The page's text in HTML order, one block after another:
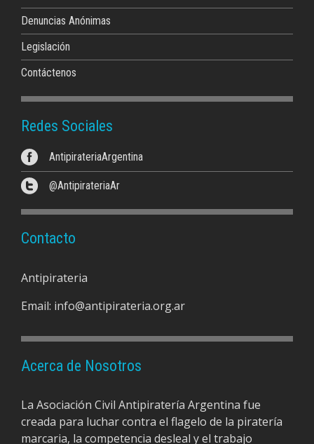
Denuncias Anónimas
Legislación
Contáctenos
Redes Sociales
AntipirateriaArgentina
@AntipirateriaAr
Contacto
Antipirateria
Email: info@antipirateria.org.ar
Acerca de Nosotros
La Asociación Civil Antipiratería Argentina fue
creada para luchar contra el flagelo de la piratería
marcaria, la competencia desleal y el trabajo